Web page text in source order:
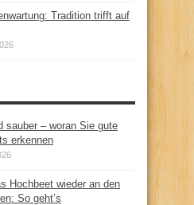
Tradition trifft auf
sauber – woran Sie gute
erkennen
Hochbeet wieder an den
So geht’s